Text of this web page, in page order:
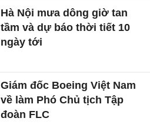
Hà Nội mưa dông giờ tan
tầm và dự báo thời tiết 10
ngày tới
Giám đốc Boeing Việt Nam
về làm Phó Chủ tịch Tập
đoàn FLC